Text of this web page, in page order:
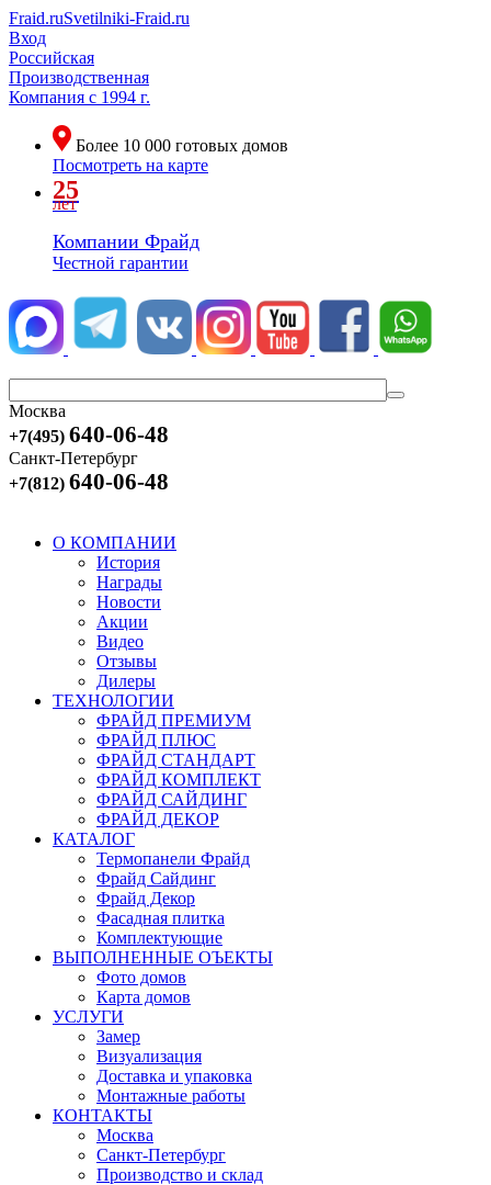
Fraid.ruSvetilniki-Fraid.ru
Вход
Российская
Производственная
Компания с 1994 г.
Более 10 000 готовых домов
Посмотреть на карте
25
лет
Компании Фрайд
Честной гарантии
Москва
+7(495) 640-06-48
Санкт-Петербург
+7(812) 640-06-48
О КОМПАНИИ
История
Награды
Новости
Акции
Видео
Отзывы
Дилеры
ТЕХНОЛОГИИ
ФРАЙД ПРЕМИУМ
ФРАЙД ПЛЮС
ФРАЙД СТАНДАРТ
ФРАЙД КОМПЛЕКТ
ФРАЙД САЙДИНГ
ФРАЙД ДЕКОР
КАТАЛОГ
Термопанели Фрайд
Фрайд Сайдинг
Фрайд Декор
Фасадная плитка
Комплектующие
ВЫПОЛНЕННЫЕ ОЪЕКТЫ
Фото домов
Карта домов
УСЛУГИ
Замер
Визуализация
Доставка и упаковка
Монтажные работы
КОНТАКТЫ
Москва
Санкт-Петербург
Производство и склад